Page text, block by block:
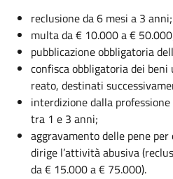
reclusione da 6 mesi a 3 anni;
multa da € 10.000 a €
pubblicazione obbligatoria
confisca obbligatoria dei
reato, destinati
interdizione dalla
tra 1 e 3 anni;
aggravamento delle pene
dirige l’attività abusiva
da € 15.000 a € 75.000).